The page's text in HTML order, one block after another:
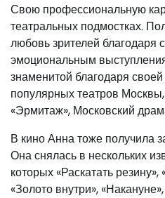
Свою профессиональную
театральных подмостках.
любовь зрителей благодаря
эмоциональным
знаменитой благодаря
популярных театров
«Эрмитаж», Московский
В кино Анна тоже получила
Она снялась в нескольких
которых «Раскатать
«Золото внутри»,